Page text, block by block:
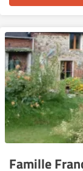
Famille